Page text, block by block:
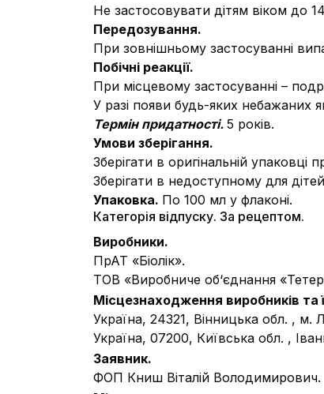
Не застосовувати дітям віком до
Передозування.
При зовнішньому застосуванні
Побічні реакції.
При місцевому застосуванні –
У разі появи будь-яких небажаних
Термін придатності. 5 років.
Умови зберігання.
Зберігати в оригінальній
Зберігати в недоступному для дітей
Упаковка. По 100 мл у флаконі.
Категорія відпуску. За рецептом.
Виробники.
ПрАТ «Біолік».
ТОВ «Виробниче об‘єднання
Місцезнаходження виробників та
Україна, 24321, Вінницька обл. ,
Україна, 07200, Київська обл. ,
Заявник.
ФОП Книш Віталій Володимирович.